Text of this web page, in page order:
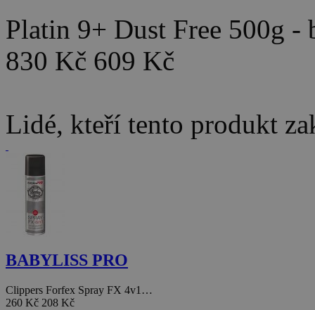
Platin 9+ Dust Free 500g
830 Kč 609 Kč
Lidé, kteří tento produkt
BABYLISS PRO
Clippers Forfex Spray FX 4v1…
260 Kč 208 Kč